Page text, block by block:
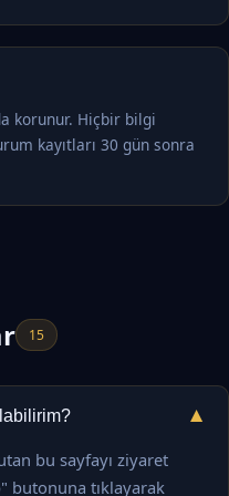
korunur. Hiçbir bilgi
kayıtları 30 gün sonra
15
▼
bu sayfayı ziyaret
butonuna tıklayarak